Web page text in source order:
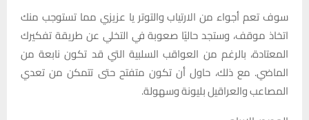
سوف تعم أجواء من الارتياب والتوتر يا عزيزي مما تستوجب منك
اتخاذ موقف، وستجد حاليًا صعوبة في التخلي عن طريقة تفكيرك
المعتادة، بالرغم من العواقب السلبية التي قد تكون نابعة من
الماضي. مع ذلك، حاول أن تكون متفتح حتى تتمكن من تعدي
المصاعب والعراقيل بليونة وسهولة.